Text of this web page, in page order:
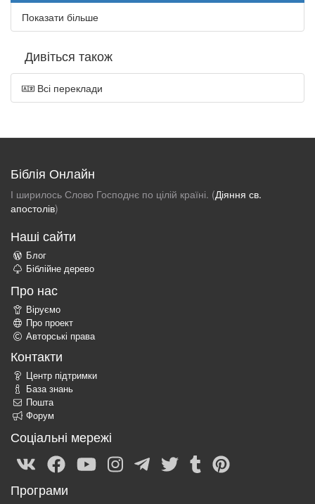
Показати більше
Дивіться також
Всі переклади
Біблія Онлайн
І ширилось Слово Господнє по цілій країні. (Діяння св.
апостолів)
Наші сайти
Блог
Біблійне дерево
Про нас
Віруємо
Про проект
Авторські права
Контакти
Центр підтримки
База знань
Пошта
Форум
Соціальні мережі
Програми